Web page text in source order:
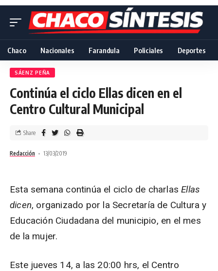
Chaco Nacionales Farandula Policiales Deportes
SÁENZ PEÑA
Continúa el ciclo Ellas dicen en el
Centro Cultural Municipal
Redacción 13/03/2019
Share
Esta semana continúa el ciclo de charlasEllas
dicen, organizado por la Secretaría de Cultura y
Educación Ciudadana del municipio, en el mes
de la mujer.
Este jueves 14, a las 20:00 hrs, el Centro